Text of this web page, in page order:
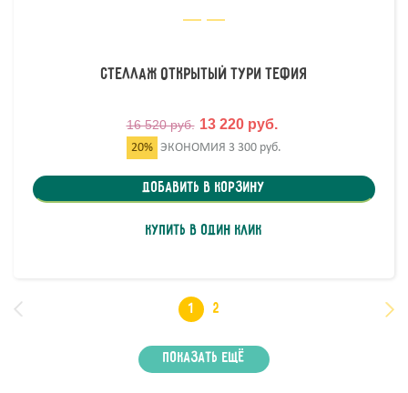
Стеллаж открытый Тури Тефия
16 520 руб. 13 220 руб.
20% ЭКОНОМИЯ 3 300 руб.
Добавить в корзину
Купить в один клик
1 2
Показать ещё